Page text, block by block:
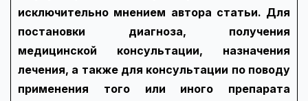
исключительно мнением автора статьи. Для
постановки диагноза, получения
медицинской консультации, назначения
лечения, а также для консультации по поводу
применения того или иного препарата